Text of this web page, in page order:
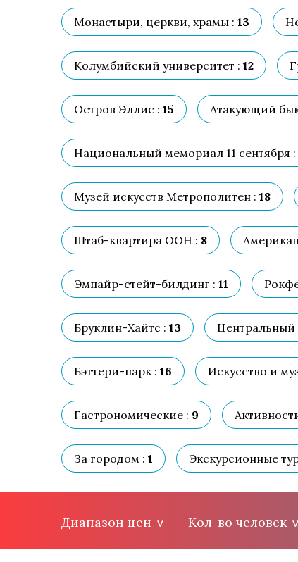
Монастыри, церкви, храмы : 13
Колумбийский университет : 12
Остров Эллис : 15 Атакующий
Национальный мемориал 11 сентября :
Музей искусств Метрополитен : 18
Штаб-квартира ООН : 8
Эмпайр-стейт-билдинг : 11
Бруклин-Хайтс : 13 Центральный
Бэттери-парк : 16 Искусство и
Гастрономические : 9
За городом : 1 Экскурсионные
Диапазон цен Кол-во человек